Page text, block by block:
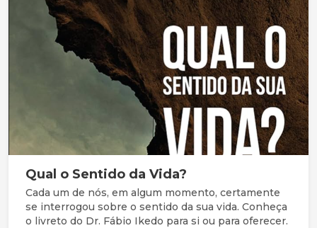
Qual o Sentido da Vida?
Cada um de nós, em algum momento, certamente
se interrogou sobre o sentido da sua vida. Conheça
o livreto do Dr. Fábio Ikedo para si ou para oferecer.